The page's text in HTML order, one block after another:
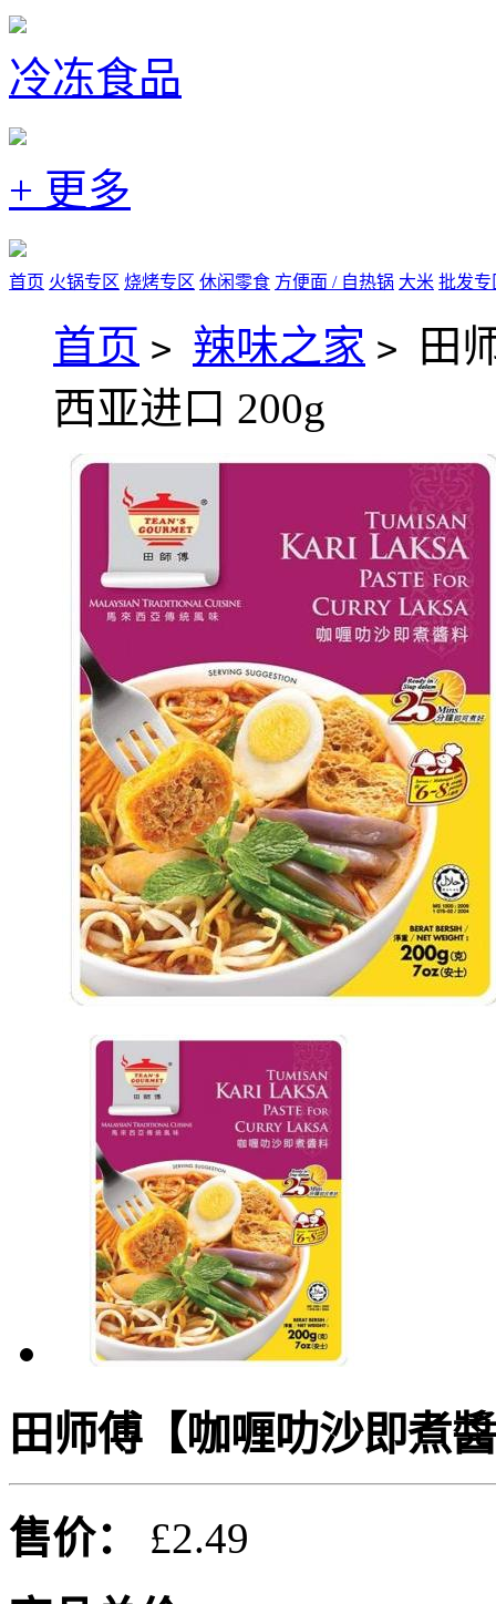
冷冻食品
+ 更多
首页 火锅专区 烧烤专区 休闲零食 方便面 / 自热锅 大米 批发专
首页 > 辣味之家 >
田
西亚进口 200g
田师傅【咖喱叻沙即煮
售价：
£2.49